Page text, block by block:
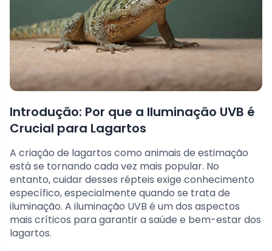
Introdução: Por que a Iluminação UVB é
Crucial para Lagartos
A criação de lagartos como animais de estimação
está se tornando cada vez mais popular. No
entanto, cuidar desses répteis exige conhecimento
específico, especialmente quando se trata de
iluminação. A iluminação UVB é um dos aspectos
mais críticos para garantir a saúde e bem-estar dos
lagartos.